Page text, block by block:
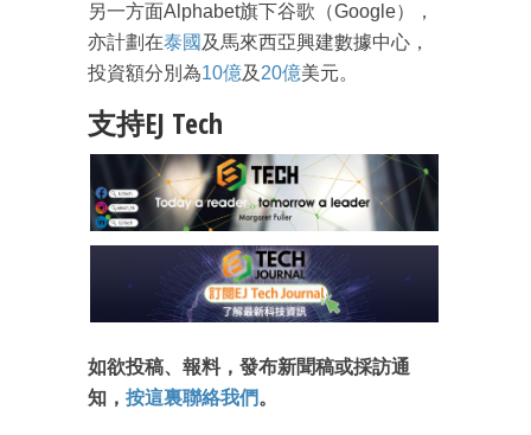
另一方面Alphabet旗下谷歌（Google），
亦計劃在泰國 及馬來西亞興建數據中心，
投資額分別為10億及 20億美元。
支持EJ Tech
如欲投稿、報料，發布新聞稿或採訪通
知， 按這裏聯絡我們。